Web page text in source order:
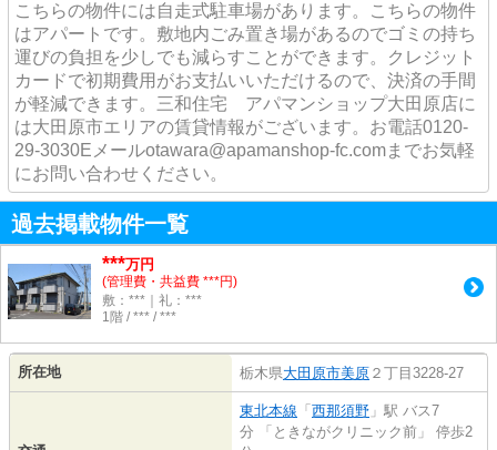
こちらの物件には自走式駐車場があります。こちらの物件
はアパートです。敷地内ごみ置き場があるのでゴミの持ち
運びの負担を少しでも減らすことができます。クレジット
カードで初期費用がお支払いいただけるので、決済の手間
が軽減できます。三和住宅 アパマンショップ大田原店に
は大田原市エリアの賃貸情報がございます。お電話0120-
29-3030Eメールotawara@apamanshop-fc.comまでお気軽
にお問い合わせください。
過去掲載物件一覧
***万円
(管理費・共益費 ***円)
敷：***｜礼：***
1階 / *** / ***
所在地 栃木県大田原市美原 ２丁目3228-27
東北本線 「 西那須野 」駅 バス7
分 「ときながクリニック前」 停歩2